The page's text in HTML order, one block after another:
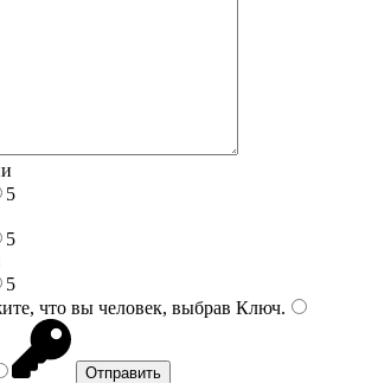
5
5
5
что вы человек, выбрав Ключ.